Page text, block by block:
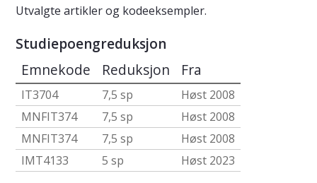
Utvalgte artikler og kodeeksempler.
Studiepoengreduksjon
Emnekode Reduksjon Fra
IT3704 7,5 sp
Høst 2008
MNFIT374
7,5 sp
Høst 2008
MNFIT374
7,5 sp
Høst 2008
IMT4133
5 sp
Høst 2023